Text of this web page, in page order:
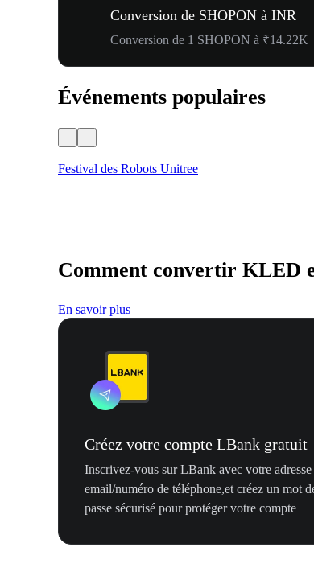
Conversion de SHOPON à INR
Conversion de 1 SHOPON à ₹14.22K
Événements populaires
Festival des Robots Unitree
Comment convertir KLED
En savoir plus
Créez votre compte LBank gratuit
Inscrivez-vous sur LBank avec votre adresse
email/numéro de téléphone,et créez un mot
passe sécurisé pour protéger votre compte